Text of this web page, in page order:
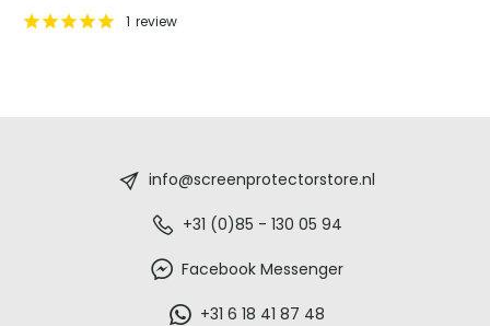
1 review
info@screenprotectorstore.nl
+31 (0)85 - 130 05 94
Facebook Messenger
+31 6 18 41 87 48